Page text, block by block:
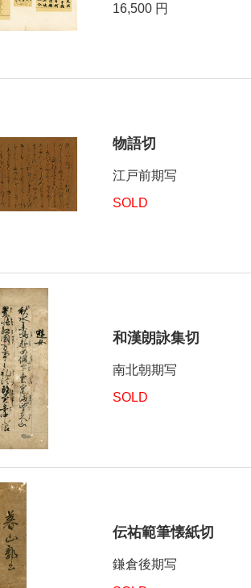
16,500 円
物語切
江戸前期写
SOLD
和漢朗詠集切
南北朝期写
SOLD
伝祐範筆懐紙切
鎌倉後期写